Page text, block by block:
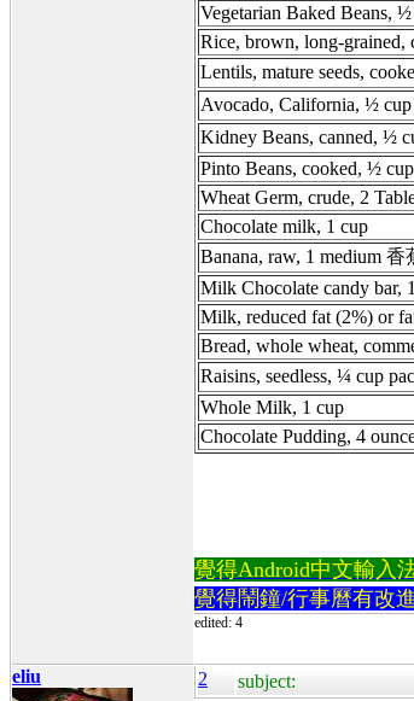
Vegetarian Baked Beans,
Rice, brown, long-grained,
Lentils, mature seeds,
Avocado, California, ½
Kidney Beans, canned, ½
Pinto Beans, cooked, ½ cup
Wheat Germ, crude, 2
Chocolate milk, 1 cup
Banana, raw, 1 medium 香
Milk Chocolate candy bar,
Milk, reduced fat (2%) or
Bread, whole wheat,
Raisins, seedless, ¼ cup
Whole Milk, 1 cup
Chocolate Pudding, 4
覺得Android中文輸入
覺得鬧鐘/行事曆有改
edited: 4
eliu 2 subject: